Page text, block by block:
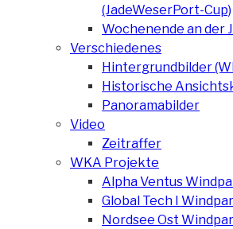
(JadeWeserPort-Cup)
Wochenende an der
Verschiedenes
Hintergrundbilder
Historische
Panoramabilder
Video
Zeitraffer
WKA Projekte
Alpha Ventus
Global Tech I
Nordsee Ost